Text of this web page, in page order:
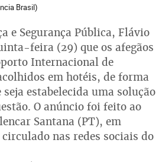
Brasil)
e Segurança Pública, Flávio
feira (29) que os afegãos
Internacional de
em hotéis, de forma
estabelecida uma solução
O anúncio foi feito ao
Santana (PT), em
nas redes sociais do